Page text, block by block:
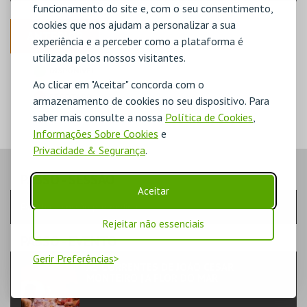
funcionamento do site e, com o seu consentimento,
cookies que nos ajudam a personalizar a sua
experiência e a perceber como a plataforma é
utilizada pelos nossos visitantes.
Ao clicar em "Aceitar" concorda com o
armazenamento de cookies no seu dispositivo. Para
saber mais consulte a nossa Política de Cookies,
Informações Sobre Cookies e
Privacidade & Segurança.
Aceitar
Rejeitar não essenciais
Gerir Preferências
ANTERIOR
POUCO DISPONÍVEL
PASSO- SESSÃO
Escolha a sessão pretendida
PASSO- EVENTO
AS CORRENTES DE JOÃO CÉSAR